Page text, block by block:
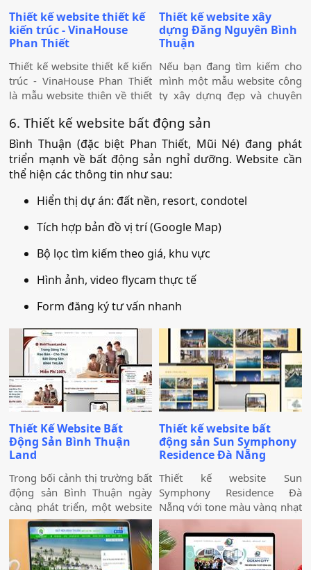
là các quảng bá hiệu quả hiện
nay.
Thiết kế website thiết kế
kiến trúc - VinaHouse
Phan Thiết
Thiết kế website thiết kế kiến
trúc - VinaHouse Phan Thiết
là mẫu website thiên về thiết
cách chuyên nghiệp, phù hợp
với các mục đích kinh doanh,
đặc biệt là trong lĩnh vực xây
dựng. Mẫu website này cũng
đã từng được nhiều công ty
xây dựng mua và thiết kế lại
toàn diện.
Thiết kế website xây
dựng Đăng Nguyên Bình
Thuận
Nếu bạn đang tìm kiếm cho
mình một mẫu website công
ty xây dựng đẹp và chuyên
xây dựng Đăng Nguyên Bình
Thuận có thể trở thành ứng
cử viên hàng đầu cho bạn.
Với cấu trúc hợp lí, có các
phần giới thiệu công ty và
từng dự án riêng biệt, đây
thể giữ chân khách hàng của
6. Thiết kế website bất động sản
Bình Thuận (đặc biệt Phan Thiết, Mũi Né) đang phát
triển mạnh về bất động sản nghỉ dưỡng. Website cần
thể hiện các thông tin như sau:
Hiển thị dự án: đất nền, resort, condotel
Tích hợp bản đồ vị trí (Google Map)
Bộ lọc tìm kiếm theo giá, khu vực
Hình ảnh, video flycam thực tế
Form đăng ký tư vấn nhanh
Thiết Kế Website Bất
Động Sản Bình Thuận
Land
Trong bối cảnh thị trường bất
động sản Bình Thuận ngày
càng phát triển, một website
chuyên nghiệp không chỉ
giúp doanh nghiệp nâng cao
thương hiệu mà còn thu hút
khách hàng tiềm năng. Thiết
Thiết kế website bất
động sản Sun Symphony
Residence Đà Nẵng
Thiết kế website Sun
Symphony Residence Đà
Nẵng với tone màu vàng nhạt
nhẹ gradient sang trắng nhẹ
nhàng tạo cảm giác hài hoàn,
và ấn tượng cho khách hàng
khi xem website. Website